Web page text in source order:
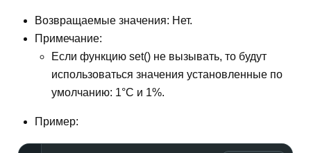
Возвращаемые значения: Нет.
Примечание:
Если функцию set() не вызывать, то будут
использоваться значения установленные по
умолчанию: 1°С и 1%.
Пример: